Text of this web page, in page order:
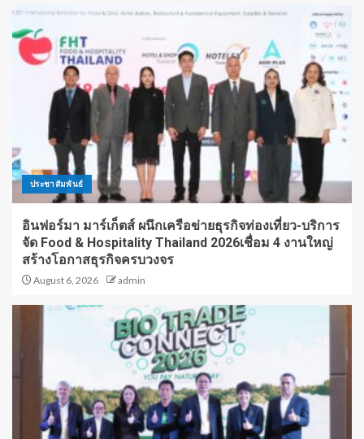
ประชาสัมพันธ์
อินฟอร์มา มาร์เก็ตส์ ผนึกเครือข่ายธุรกิจท่องเที่ยว-บริการ
จัด Food & Hospitality Thailand 2026เชื่อม 4 งานใหญ่
สร้างโอกาสธุรกิจครบวงจร
August 6, 2026 admin